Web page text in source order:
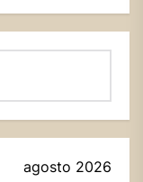
agosto 2026